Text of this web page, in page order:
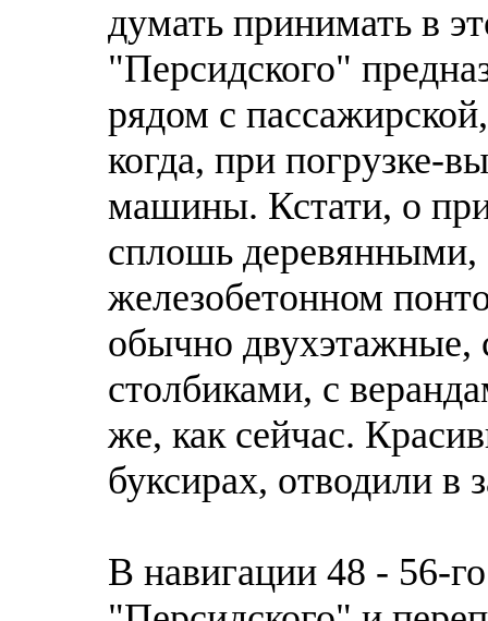
думать принимать в
"Персидского"
рядом с
когда, при погрузке-
машины. Кстати, о
сплошь деревянными,
железобетонном
обычно
столбиками, с
же, как сейчас.
буксирах, отводили в
В навигации 48 - 56-